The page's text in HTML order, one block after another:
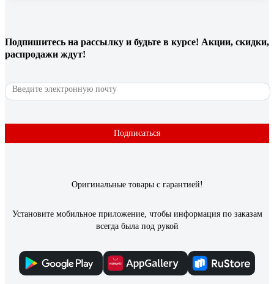
Подпишитесь на рассылку и будьте в курсе! Акции, скидки,
распродажи ждут!
Подписаться
Оригинальные товары с гарантией!
Установите мобильное приложение, чтобы информация по заказам
всегда была под рукой